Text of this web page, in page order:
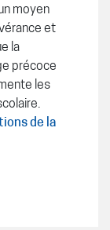
moyen
et
la
précoce
les
de la